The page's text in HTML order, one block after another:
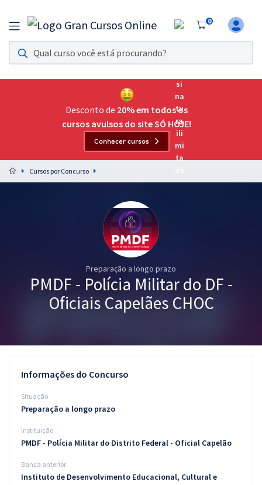
0
Assinatura Ilimitada 11
Acesso a todos os cursos. Teste grátis por 7 dias!
Assinatura OAB Até Passar
Acesso ilimitado a toda preparação para o Exame da
Preparação completa e intensiva para as principais
residências em saúde do Brasil
Graduação
Conteúdo gratuito
Blog
Desconto de 20% em todos os
cursos avulsos do site SÓ HOJE!
Conhecer cursos
Cursos por Concurso
Preparação a longo prazo
PMDF - Polícia Militar do DF -
Oficiais Capelães CHOC
Informações do Concurso
Situação
Preparação a longo prazo
Instituição
PMDF - Polícia Militar do Distrito Federal - Oficial Capelão
Banca anterior
Instituto de Desenvolvimento Educacional, Cultural e